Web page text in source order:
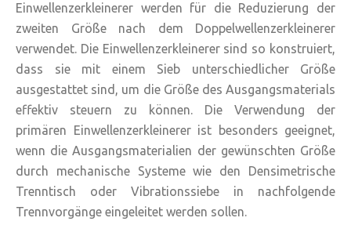
Einwellenzerkleinerer werden für die Reduzierung der
zweiten Größe nach dem Doppelwellenzerkleinerer
verwendet. Die Einwellenzerkleinerer sind so konstruiert,
dass sie mit einem Sieb unterschiedlicher Größe
ausgestattet sind, um die Größe des Ausgangsmaterials
effektiv steuern zu können. Die Verwendung der
primären Einwellenzerkleinerer ist besonders geeignet,
wenn die Ausgangsmaterialien der gewünschten Größe
durch mechanische Systeme wie den Densimetrische
Trenntisch oder Vibrationssiebe in nachfolgende
Trennvorgänge eingeleitet werden sollen.